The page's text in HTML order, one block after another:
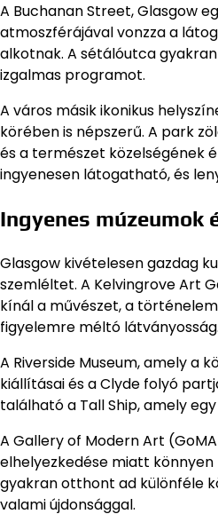
A Buchanan Street, Glasgow
atmoszférájával vonzza a
alkotnak. A sétálóutca
izgalmas programot.
A város másik ikonikus
körében is népszerű. A park
és a természet közelségének
ingyenesen látogatható, és
Ingyenes múzeumok
Glasgow kivételesen gazdag
szemléltet. A Kelvingrove Art
kínál a művészet, a
figyelemre méltó látványosság.
A Riverside Museum, amely a
kiállításai és a Clyde folyó
található a Tall Ship, amely
A Gallery of Modern Art
elhelyezkedése miatt
gyakran otthont ad különféle
valami újdonsággal.